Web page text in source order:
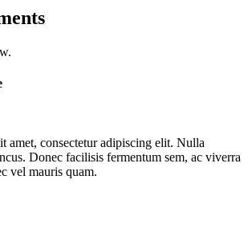
amet, consectetur adipiscing elit. Nulla
Donec facilisis fermentum sem, ac viverra
vel mauris quam.